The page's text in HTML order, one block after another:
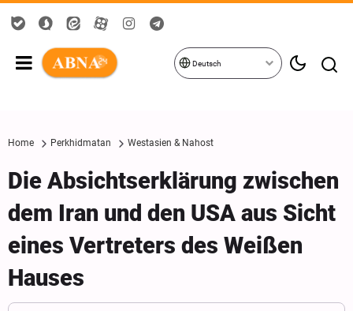
Deutsch
Home Perkhidmatan Westasien & Nahost
Die Absichtserklärung zwischen
dem Iran und den USA aus Sicht
eines Vertreters des Weißen
Hauses